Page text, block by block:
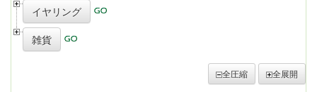
イヤリング
雑貨
全圧縮 全展開